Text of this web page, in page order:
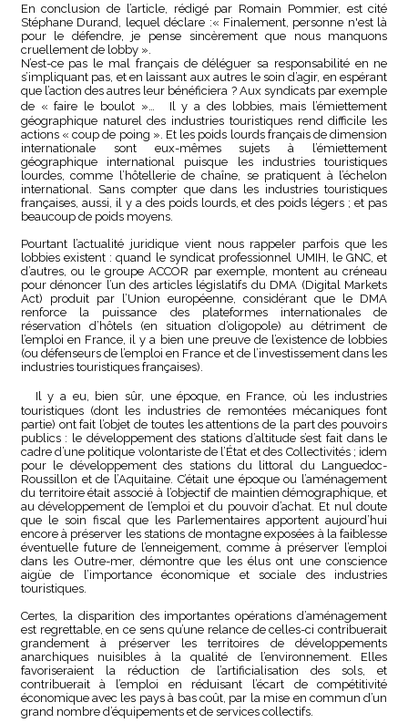
En conclusion de l’article, rédigé par Romain Pommier, est cité
Stéphane Durand, lequel déclare :« Finalement, personne n'est là
pour le défendre, je pense sincèrement que nous manquons
cruellement de lobby ».
N’est-ce pas le mal français de déléguer sa responsabilité en ne
s’impliquant pas, et en laissant aux autres le soin d’agir, en espérant
que l’action des autres leur bénéficiera ? Aux syndicats par exemple
de « faire le boulot »… Il y a des lobbies, mais l’émiettement
géographique naturel des industries touristiques rend difficile les
actions « coup de poing ». Et les poids lourds français de dimension
internationale sont eux-mêmes sujets à l’émiettement
géographique international puisque les industries touristiques
lourdes, comme l’hôtellerie de chaîne, se pratiquent à l’échelon
international. Sans compter que dans les industries touristiques
françaises, aussi, il y a des poids lourds, et des poids légers ; et pas
beaucoup de poids moyens.
Pourtant l’actualité juridique vient nous rappeler parfois que les
lobbies existent : quand le syndicat professionnel UMIH, le GNC, et
d’autres, ou le groupe ACCOR par exemple, montent au créneau
pour dénoncer l’un des articles législatifs du DMA (Digital Markets
Act) produit par l’Union européenne, considérant que le DMA
renforce la puissance des plateformes internationales de
réservation d’hôtels (en situation d’oligopole) au détriment de
l’emploi en France, il y a bien une preuve de l’existence de lobbies
(ou défenseurs de l’emploi en France et de l’investissement dans les
industries touristiques françaises).
Il y a eu, bien sûr, une époque, en France, où les industries
touristiques (dont les industries de remontées mécaniques font
partie) ont fait l’objet de toutes les attentions de la part des pouvoirs
publics : le développement des stations d’altitude s’est fait dans le
cadre d’une politique volontariste de l’État et des Collectivités ; idem
pour le développement des stations du littoral du Languedoc-
Roussillon et de l’Aquitaine. C’était une époque ou l’aménagement
du territoire était associé à l’objectif de maintien démographique, et
au développement de l’emploi et du pouvoir d’achat. Et nul doute
que le soin fiscal que les Parlementaires apportent aujourd’hui
encore à préserver les stations de montagne exposées à la faiblesse
éventuelle future de l’enneigement, comme à préserver l’emploi
dans les Outre-mer, démontre que les élus ont une conscience
aigüe de l’importance économique et sociale des industries
touristiques.
Certes, la disparition des importantes opérations d’aménagement
est regrettable, en ce sens qu’une relance de celles-ci contribuerait
grandement à préserver les territoires de développements
anarchiques nuisibles à la qualité de l’environnement. Elles
favoriseraient la réduction de l’artificialisation des sols, et
contribuerait à l’emploi en réduisant l’écart de compétitivité
économique avec les pays à bas coût, par la mise en commun d’un
grand nombre d’équipements et de services collectifs.